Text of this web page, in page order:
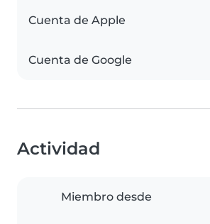
Cuenta de Apple
Cuenta de Google
Actividad
Miembro desde